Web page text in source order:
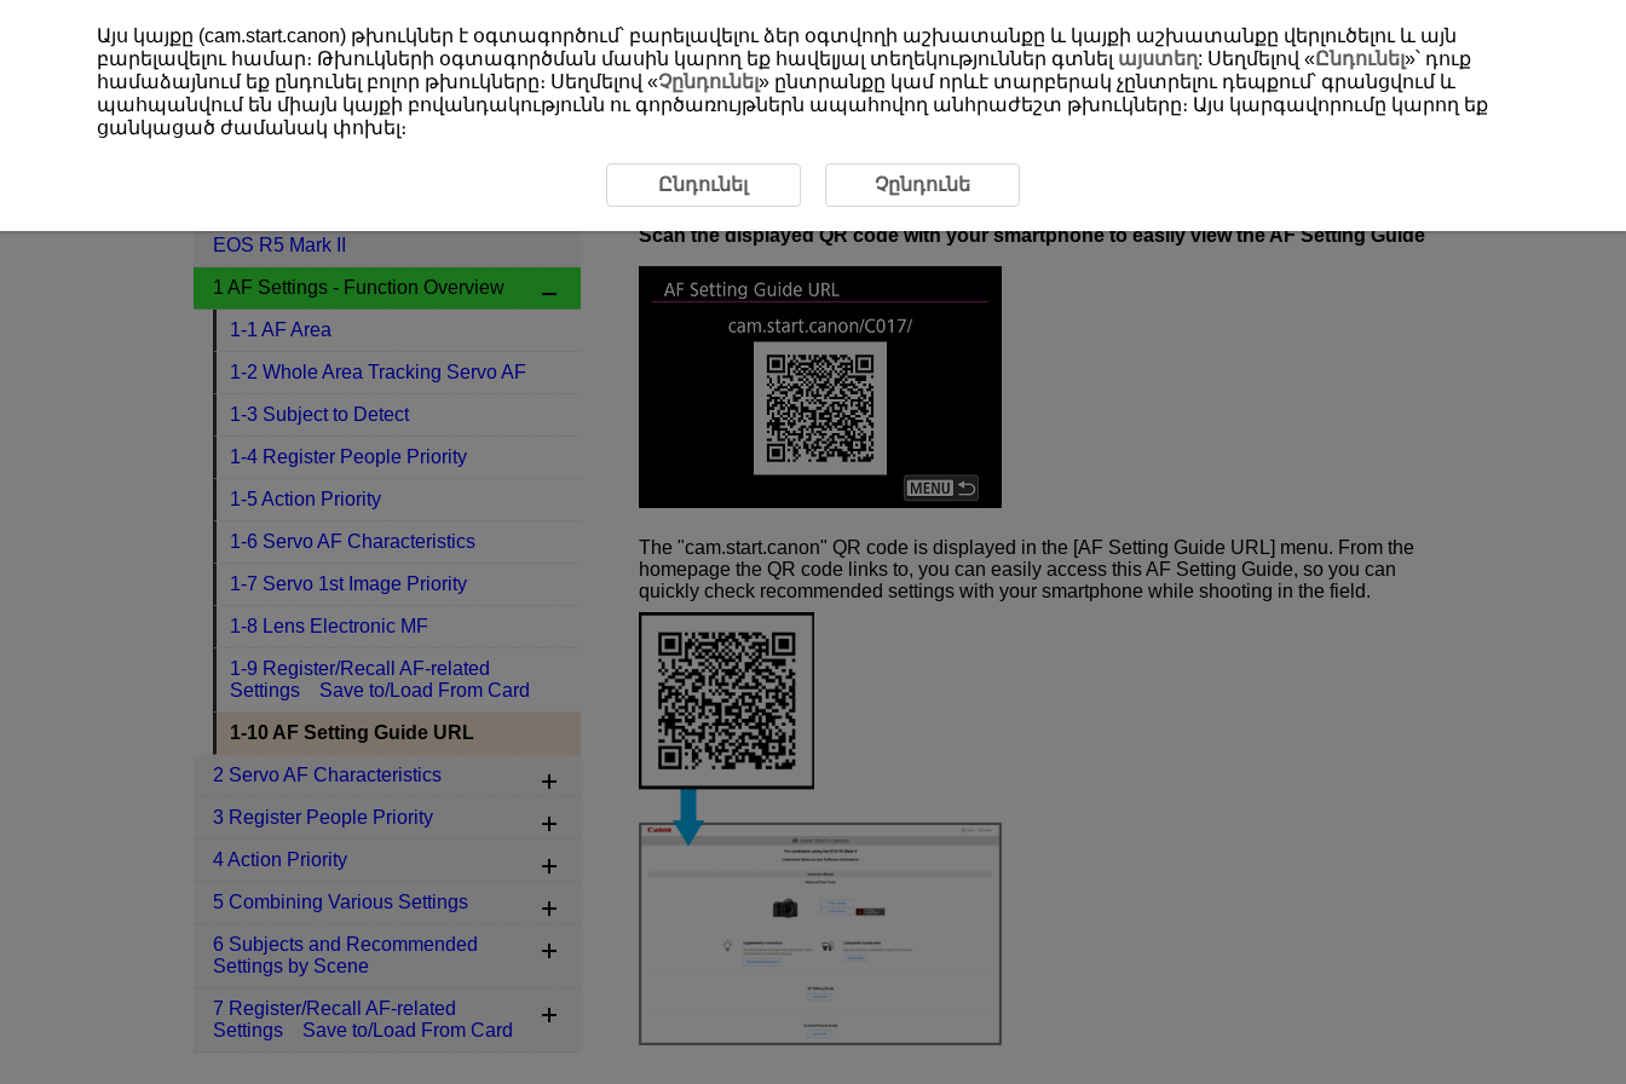
EOS R5 Mark II 1 AF Settings - Function Overview 1-10 AF Setting Guide URL
1-10 AF Setting Guide URL
Scan the displayed QR code with your smartphone to easily view the AF Setting Guide
The "cam.start.canon" QR code is displayed in the [AF Setting Guide URL] menu. From the
homepage the QR code links to, you can easily access this AF Setting Guide, so you can
quickly check recommended settings with your smartphone while shooting in the field.
EOS R5 Mark II
1 AF Settings - Function Overview
1-1 AF Area
1-2 Whole Area Tracking Servo AF
1-3 Subject to Detect
1-4 Register People Priority
1-5 Action Priority
1-6 Servo AF Characteristics
1-7 Servo 1st Image Priority
1-8 Lens Electronic MF
1-9 Register/Recall AF-related
Settings Save to/Load From Card
1-10 AF Setting Guide URL
2 Servo AF Characteristics
3 Register People Priority
4 Action Priority
5 Combining Various Settings
6 Subjects and Recommended
Settings by Scene
7 Register/Recall AF-related
Settings Save to/Load From Card
Այս կայքը (cam.start.canon) թխուկներ է օգտագործում՝ բարելավելու ձեր օգտվողի աշխատանքը և կայքի աշխատանքը վերլուծելու և այն
բարելավելու համար։ Թխուկների օգտագործման մասին կարող եք հավելյալ տեղեկություններ գտնել այստեղ: Սեղմելով «Ընդունել»՝ դուք
համաձայնում եք ընդունել բոլոր թխուկները։ Սեղմելով «Չընդունել» ընտրանքը կամ որևէ տարբերակ չընտրելու դեպքում՝ գրանցվում և
պահպանվում են միայն կայքի բովանդակությունն ու գործառույթներն ապահովող անհրաժեշտ թխուկները։ Այս կարգավորումը կարող եք
ցանկացած ժամանակ փոխել։
Ընդունել Չընդունե